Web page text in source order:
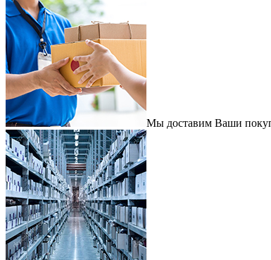
Мы доставим Ваши